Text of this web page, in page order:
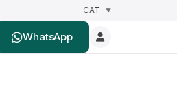
WhatsApp